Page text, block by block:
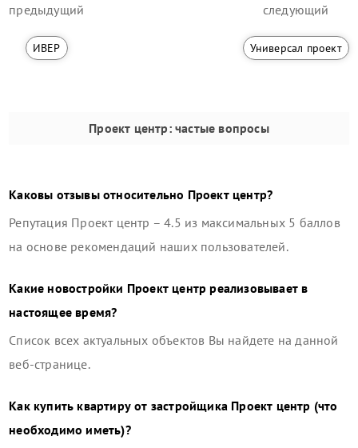
предыдущий
ИВЕР
следующий
Универсал проект
Проект центр: частые вопросы
Каковы отзывы относительно Проект центр?
Репутация Проект центр –4.5 из максимальных 5 баллов
на основе рекомендаций наших пользователей.
Какие новостройки Проект центр реализовывает в
настоящее время?
Список всех актуальных объектов Вы найдете на данной
веб-странице.
Как купить квартиру от застройщика Проект центр (что
необходимо иметь)?